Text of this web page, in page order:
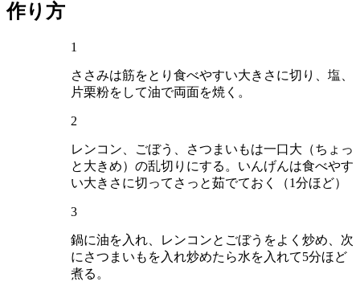
作り方
1
ささみは筋をとり食べやすい大きさに切り、塩、
片栗粉をして油で両面を焼く。
2
レンコン、ごぼう、さつまいもは一口大（ちょっ
と大きめ）の乱切りにする。いんげんは食べやす
い大きさに切ってさっと茹でておく（1分ほど）
3
鍋に油を入れ、レンコンとごぼうをよく炒め、次
にさつまいもを入れ炒めたら水を入れて5分ほど
煮る。